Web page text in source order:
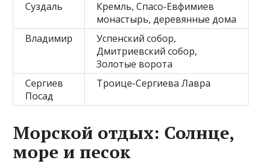
Суздаль
Кремль, Спасо-Евфимиев
монастырь, деревянные дома
Владимир
Успенский собор,
Дмитриевский собор,
Золотые ворота
Сергиев
Посад
Троице-Сергиева Лавра
Морской отдых: Солнце,
море и песок